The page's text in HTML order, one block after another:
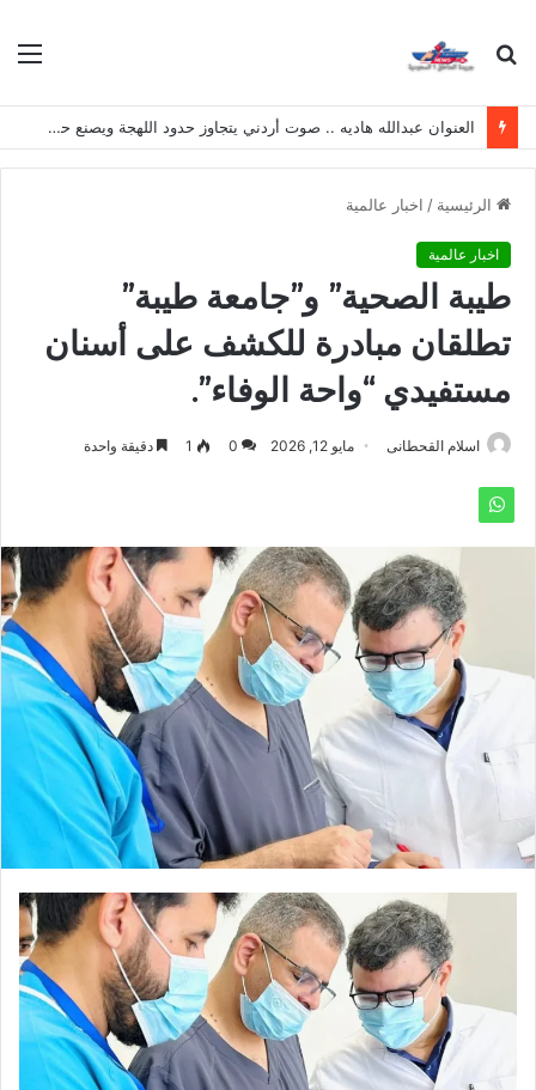
بحث
العنوان عبدالله هاديه .. صوت أردني يتجاوز حدود اللهجة ويصنع حضوره الخاص
الرئيسية / اخبار عالمية
اخبار عالمية
‏طيبة الصحية” و”جامعة طيبة”
تطلقان مبادرة للكشف على أسنان
مستفيدي “واحة الوفاء”.
اسلام القحطانى مايو 12, 2026 0
1 دقيقة واحدة